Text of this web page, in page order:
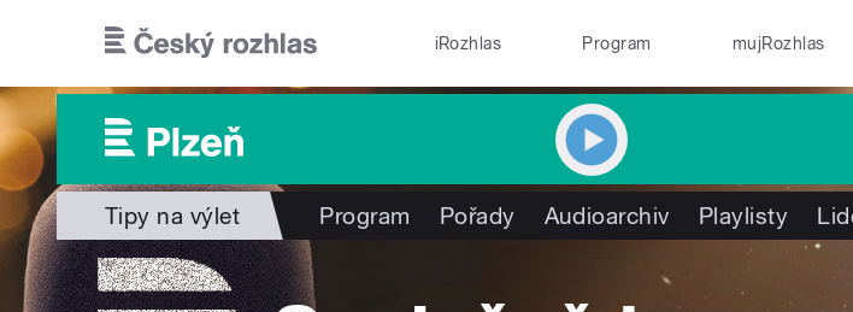
iRozhlas Program mujRozhlas
Tipy na výlet Program Pořady Audioarchiv Playlisty